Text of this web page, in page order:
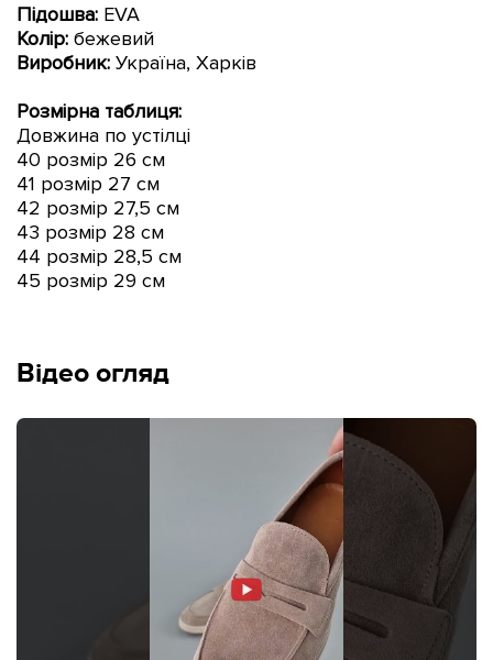
Підошва: EVA
Колір: бежевий
Виробник: Україна, Харків
Розмірна таблиця:
Довжина по устілці
40 розмір 26 см
41 розмір 27 см
42 розмір 27,5 см
43 розмір 28 см
44 розмір 28,5 см
45 розмір 29 см
Відео огляд